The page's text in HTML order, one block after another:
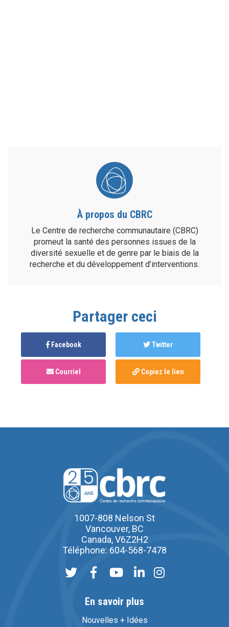
À propos du CBRC
Le Centre de recherche communautaire (CBRC)
promeut la santé des personnes issues de la
diversité sexuelle et de genre par le biais de la
recherche et du développement d’interventions.
Partager ceci
Facebook Twitter
Courriel Copiez le lien
1007-808 Nelson St
Vancouver, BC
Canada, V6Z2H2
Téléphone: 604-568-7478
En savoir plus
Nouvelles + Idées